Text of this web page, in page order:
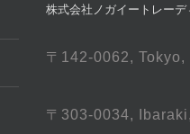
株式会社ノガイートレーデ
〒142-0062,
〒303-0034,